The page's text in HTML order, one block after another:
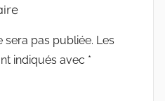
sera pas publiée. Les
indiqués avec *